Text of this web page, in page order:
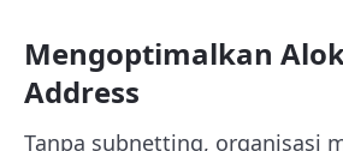
Mengoptimalkan
Address
Tanpa subnetting, organisasi